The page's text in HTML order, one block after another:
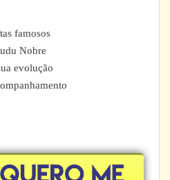
famosos
Nobre
evolução